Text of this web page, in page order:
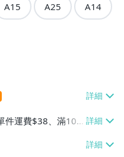
A15 A25 A14
件運費$38、滿10
、萊爾富取貨付款
或消費滿$60免運